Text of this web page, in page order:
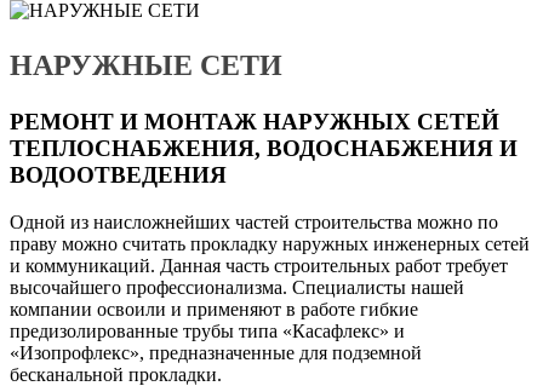
НАРУЖНЫЕ СЕТИ
РЕМОНТ И МОНТАЖ НАРУЖНЫХ СЕТЕЙ
ТЕПЛОСНАБЖЕНИЯ, ВОДОСНАБЖЕНИЯ И
ВОДООТВЕДЕНИЯ
Одной из наисложнейших частей строительства можно по
праву можно считать прокладку наружных инженерных сетей
и коммуникаций. Данная часть строительных работ требует
высочайшего профессионализма. Специалисты нашей
компании освоили и применяют в работе гибкие
предизолированные трубы типа «Касафлекс» и
«Изопрофлекс», предназначенные для подземной
бесканальной прокладки.